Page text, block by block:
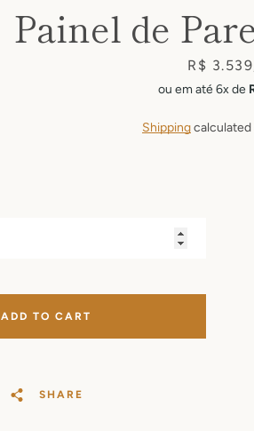
Painel de
Price
R$
ou em até 6x de
Shippingcalculated
ADD TO CART
SHARE